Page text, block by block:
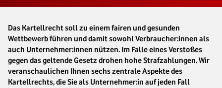
Das Kartellrecht soll zu einem fairen und gesunden
Wettbewerb führen und damit sowohl Verbraucher:innen als
auch Unternehmer:innen nützen. Im Falle eines Verstoßes
gegen das geltende Gesetz drohen hohe Strafzahlungen. Wir
veranschaulichen Ihnen sechs zentrale Aspekte des
Kartellrechts, die Sie als Unternehmer:in auf jeden Fall